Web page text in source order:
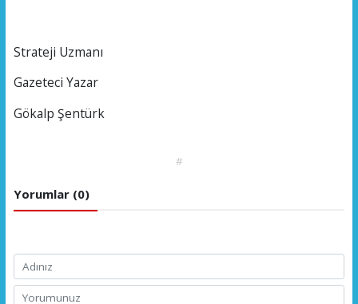
Strateji Uzmanı
Gazeteci Yazar
Gökalp Şentürk
#
Yorumlar (0)